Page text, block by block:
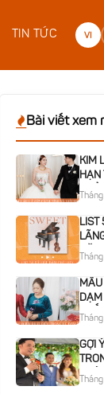
TIN TỨC VI
Bài viết xem
KIM
HẠN
QUẢ
LIST
MẪU
GỢI
NHÀ